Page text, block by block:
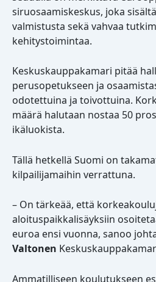
siruosaamiskeskus, joka
valmistusta sekä vahvaa
kehitystoimintaa.
Keskuskauppakamari pitää
perusopetukseen ja
odotettuina ja toivottuina.
määrä halutaan nostaa 50
ikäluokista.
Tällä hetkellä Suomi on
kilpailijamaihin verrattuna.
– On tärkeää, että
aloituspaikkalisäyksiin
euroa ensi vuonna, sanoo
Valtonen
Ammatilliseen koulutukseen